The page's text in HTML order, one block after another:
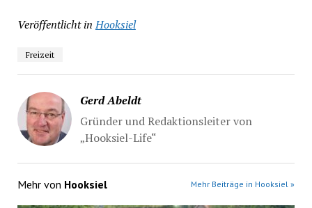
Veröffentlicht in Hooksiel
Freizeit
Gerd Abeldt
Gründer und Redaktionsleiter von
„Hooksiel-Life“
Mehr von Hooksiel Mehr Beiträge in Hooksiel »